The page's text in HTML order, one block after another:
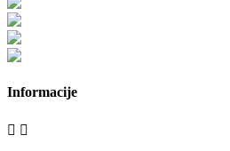
Informacije
 